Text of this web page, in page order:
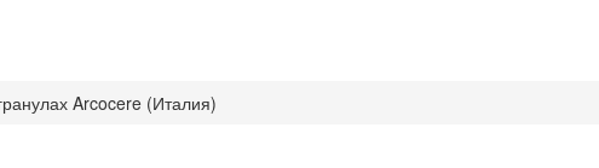
Arcocere (Италия)